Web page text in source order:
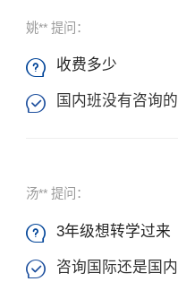
姚** 提问：
 收费多少
 国内班没有咨询的
汤** 提问：
 3年级想转学过来
 咨询国际还是国内